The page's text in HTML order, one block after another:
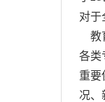
对于
教
各类
重要
况、